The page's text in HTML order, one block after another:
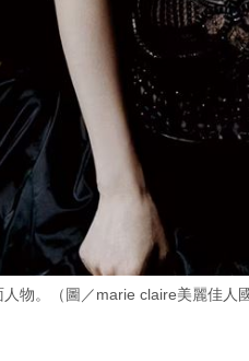
物。（圖／marie claire美麗佳人